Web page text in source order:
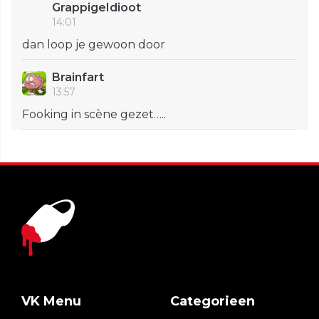
GrappigeIdioot
14:01
dan loop je gewoon door
Brainfart
13:57
Fooking in scène gezet…..
VK Menu Categorieen